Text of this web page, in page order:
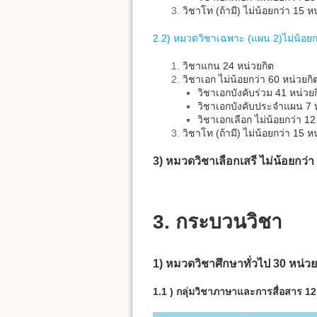
วิชาโท (ถ้ามี) ไม่น้อยกว่า 15 ห
2.2) หมวดวิชาเฉพาะ (แผน 2)ไม่น้อย
วิชาแกน 24 หน่วยกิต
วิชาเอก ไม่น้อยกว่า 60 หน่วยกิ
วิชาเอกบังคับร่วม 41 หน่วย
วิชาเอกบังคับประจำแผน 7
วิชาเอกเลือก ไม่น้อยกว่า
วิชาโท (ถ้ามี) ไม่น้อยกว่า 15 ห
3) หมวดวิชาเลือกเสรี ไม่น้อยกว่
3. กระบวนวิชา
1) หมวดวิชาศึกษาทั่วไป 30 หน่ว
1.1 ) กลุ่มวิชาภาษาและการสื่อสาร